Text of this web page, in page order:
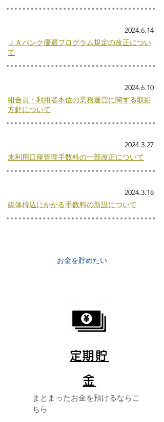
2024.6.14
ＪＡバンク優遇プログラム規定の改正につい
て
2024.6.10
組合員・利用者本位の業務運営に関する取組
方針について
2024.3.27
未利用口座管理手数料の一部改正について
2024.3.18
媒体持込にかかる手数料の新設について
​お金を貯めたい
​定期貯
金
まとまったお金を預けるならこ
ちら